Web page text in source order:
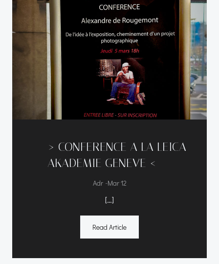
—–> CONFERENCE A LA LEICA
AKADEMIE GENEVE <—–
Adr -Mar 12
[…]
Read Article